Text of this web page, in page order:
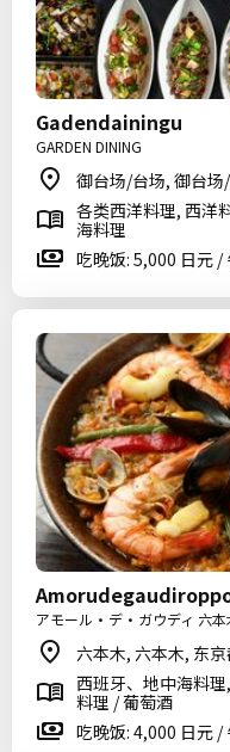
Gadendainingu
GARDEN DINING
御台场/台场, 御台
各类西洋料理, 西洋
海料理
吃晚饭: 5,000 日元 /
アモール・デ・ガウディ 六
六本木, 六本木, 东京
西班牙、地中海料
料理 / 葡萄酒
吃晚饭: 4,000 日元 /